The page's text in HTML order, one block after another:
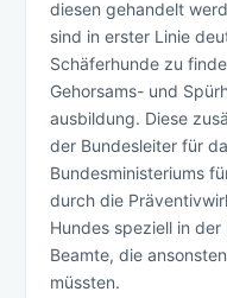
diesen gehandelt
sind in erster Linie
Schäferhunde zu
Gehorsams- und
ausbildung. Diese
der Bundesleiter für
Bundesministeriums
durch die
Hundes speziell in
Beamte, die
müssten.